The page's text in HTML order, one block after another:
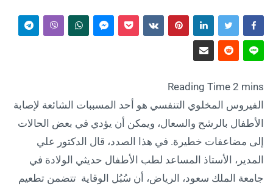
الفيروس المخلوي التنفسي هو أحد المسببات الشائعة لإصابة
الأطفال بالرشح والسعال، ويمكن أن يؤدي في بعض الحالات
إلى مضاعفات خطيرة. في هذا الصدد، قال الدكتور علي
المدير، الأستاذ المساعد لطب الأطفال حديثي الولادة في
جامعة الملك سعود، الرياض، أن سُبُل الوقاية تتضمن تطعيم